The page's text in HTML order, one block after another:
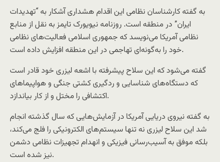
به گفته کارشناسان نظامی این اقدام هشداری آشکار به “تهدیدات
ایران” در منطقه است. روزنامه نیویورک تایمز به نقل از منابع
نظامی آمریکا می‌نویسد که جمهوری اسلامی فعالیت‌های نظامی
خود را به‌گونه‌ای تهاجمی در این منطقه افزایش داده است.
گفته می‌شود که این سلاح پیشرفته با اشعه لیزری خود قادر است
که دستگاه‌های شناسایی و ردگیری کشتی جنگی و هواپیماهای
اکتشافی را مختل و از کار بیاندازد.
به گفته نیروی دریایی آمریکا در آزمایش‌هایی که سال گذشته انجام
شد این سلاح لیزری نه تنها سیستم‌های الکترونیکی را فلج می‌کند،
بلکه موفق به آسیب‌رسانی فیزیکی و انهدام تجهیزات نظامی دشمن
نیز شده است.